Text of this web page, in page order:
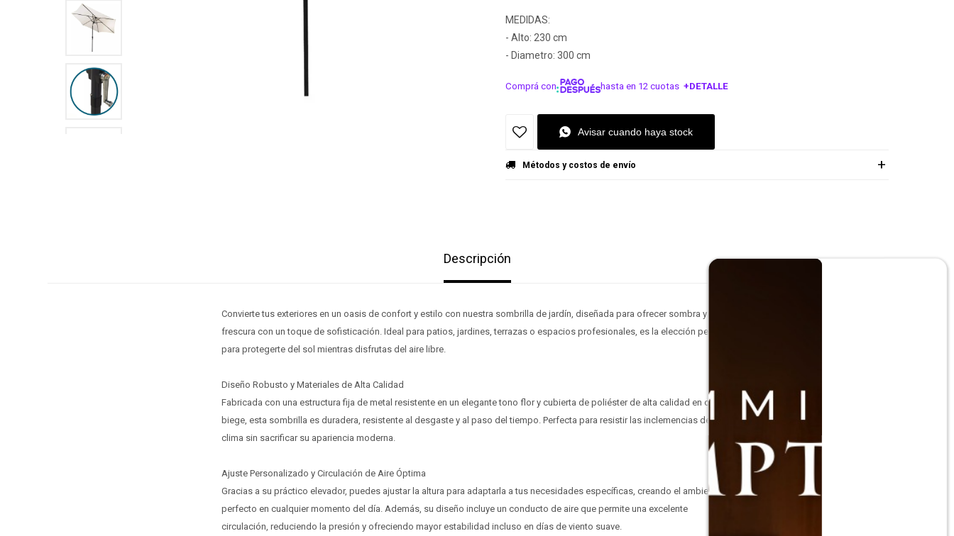
MEDIDAS:
- Alto: 230 cm
- Diametro: 300 cm
Comprá con hasta en 12 cuotas +DETALLE
¡ME INTERESA!
Avisar cuando haya stock
Métodos y costos de envío
Descripción
Convierte tus exteriores en un oasis de confort y estilo con nuestra sombrilla de jardín, diseñada para ofrecer sombra y
frescura con un toque de sofisticación. Ideal para patios, jardines, terrazas o espacios profesionales, es la elección perfecta
para protegerte del sol mientras disfrutas del aire libre.
Diseño Robusto y Materiales de Alta Calidad
Fabricada con una estructura fija de metal resistente en un elegante tono flor y cubierta de poliéster de alta calidad en color
biege, esta sombrilla es duradera, resistente al desgaste y al paso del tiempo. Perfecta para resistir las inclemencias del
clima sin sacrificar su apariencia moderna.
Ajuste Personalizado y Circulación de Aire Óptima
Gracias a su práctico elevador, puedes ajustar la altura para adaptarla a tus necesidades específicas, creando el ambiente
perfecto en cualquier momento del día. Además, su diseño incluye un conducto de aire que permite una excelente
circulación, reduciendo la presión y ofreciendo mayor estabilidad incluso en días de viento suave.
Comprá en 3 cuotas sin recargo o hasta en 12
cuotas * ¡Solo con tu cédula!
* sujeto aprobación crediticia.
Comprá en 3 cuotas sin recargo o hasta en 12
cuotas * ¡Solo con tu cédula!
* sujeto aprobación crediticia.